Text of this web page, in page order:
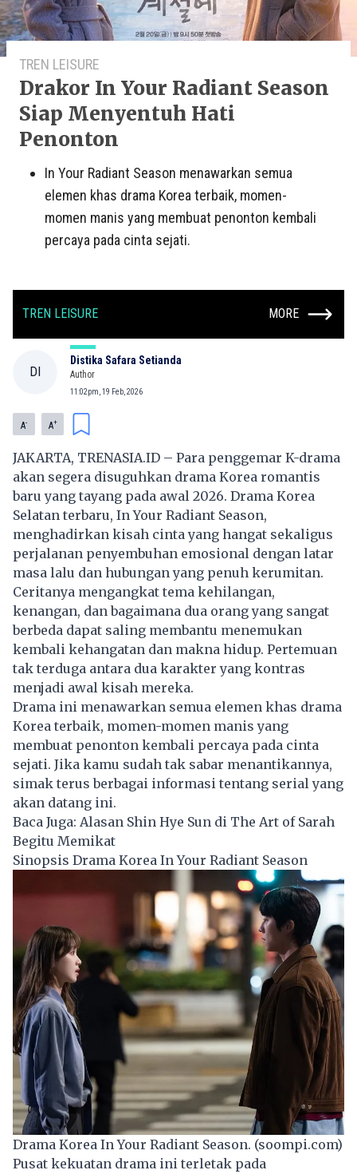
TREN LEISURE
Drakor In Your Radiant Season
Siap Menyentuh Hati
Penonton
In Your Radiant Season menawarkan semua
elemen khas drama Korea terbaik, momen-
momen manis yang membuat penonton kembali
percaya pada cinta sejati.
TREN LEISURE MORE
DI
Distika Safara Setianda
Author
11:02pm, 19 Feb, 2026
A- A+
JAKARTA, TRENASIA.ID – Para penggemar K-drama
akan segera disuguhkan drama Korea romantis
baru yang tayang pada awal 2026. Drama Korea
Selatan terbaru, In Your Radiant Season,
menghadirkan kisah cinta yang hangat sekaligus
perjalanan penyembuhan emosional dengan latar
masa lalu dan hubungan yang penuh kerumitan.
Ceritanya mengangkat tema kehilangan,
kenangan, dan bagaimana dua orang yang sangat
berbeda dapat saling membantu menemukan
kembali kehangatan dan makna hidup. Pertemuan
tak terduga antara dua karakter yang kontras
menjadi awal kisah mereka.
Drama ini menawarkan semua elemen khas drama
Korea terbaik, momen-momen manis yang
membuat penonton kembali percaya pada cinta
sejati. Jika kamu sudah tak sabar menantikannya,
simak terus berbagai informasi tentang serial yang
akan datang ini.
Baca Juga: Alasan Shin Hye Sun di The Art of Sarah
Begitu Memikat
Sinopsis Drama Korea In Your Radiant Season
Drama Korea In Your Radiant Season. (soompi.com)
Pusat kekuatan drama ini terletak pada